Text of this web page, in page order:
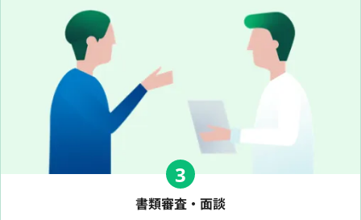
3
書類審査・面談